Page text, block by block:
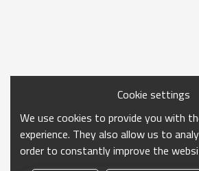
Cookie settings
We use cookies to provide you with
experience. They also allow us to
order to constantly improve the